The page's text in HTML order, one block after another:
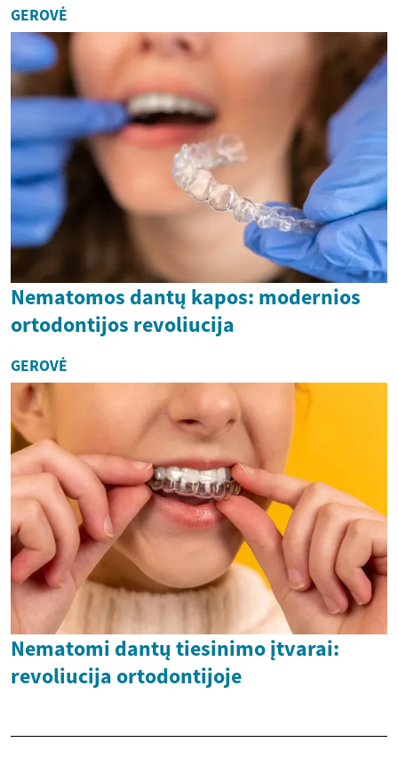
GEROVĖ
Nematomos dantų kapos: modernios
ortodontijos revoliucija
GEROVĖ
Nematomi dantų tiesinimo įtvarai:
revoliucija ortodontijoje